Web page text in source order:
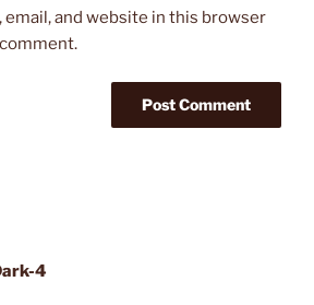
email, and website in this browser
4